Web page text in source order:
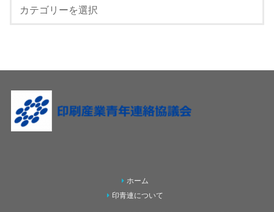
ホーム
印青連について